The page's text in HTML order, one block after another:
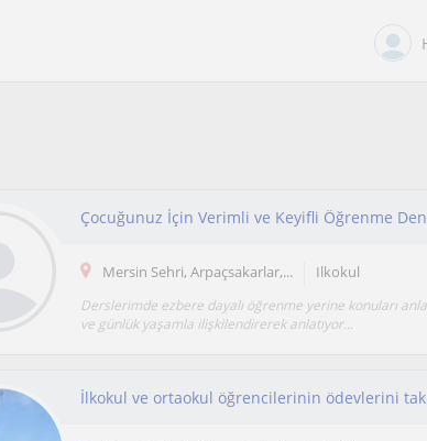
Çocuğunuz İçin Verimli ve Keyifli Öğrenme
Mersin Sehri, Arpaçsakarlar,... Ilkokul
Derslerimde ezbere dayalı öğrenme yerine konuları
ve günlük yaşamla ilişkilendirerek anlatıyor...